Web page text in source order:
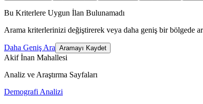
Bu Kriterlere Uygun İlan Bulunamadı
Arama kriterlerinizi değiştirerek veya daha geniş bir bölgede
Daha Geniş Ara Aramayı Kaydet
Akif İnan Mahallesi
Analiz ve Araştırma Sayfaları
Demografi Analizi